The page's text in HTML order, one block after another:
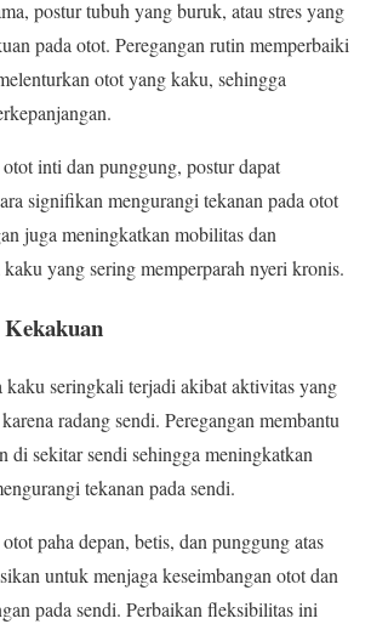
postur tubuh yang buruk, atau stres yang
pada otot. Peregangan rutin memperbaiki
otot yang kaku, sehingga
inti dan punggung, postur dapat
signifikan mengurangi tekanan pada otot
juga meningkatkan mobilitas dan
yang sering memperparah nyeri kronis.
kaku seringkali terjadi akibat aktivitas yang
radang sendi. Peregangan membantu
di sekitar sendi sehingga meningkatkan
tekanan pada sendi.
paha depan, betis, dan punggung atas
untuk menjaga keseimbangan otot dan
pada sendi. Perbaikan fleksibilitas ini